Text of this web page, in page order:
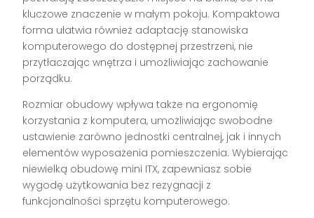
kluczowe znaczenie w małym pokoju. Kompaktowa
forma ułatwia również adaptację stanowiska
komputerowego do dostępnej przestrzeni, nie
przytłaczając wnętrza i umożliwiając zachowanie
porządku.
Rozmiar obudowy wpływa także na ergonomię
korzystania z komputera, umożliwiając swobodne
ustawienie zarówno jednostki centralnej, jak i innych
elementów wyposażenia pomieszczenia. Wybierając
niewielką obudowę mini ITX, zapewniasz sobie
wygodę użytkowania bez rezygnacji z
funkcjonalności sprzętu komputerowego.